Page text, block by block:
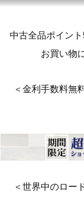
中古全品ポイン
お買い物
＜金利手数料無
＜世界中のロー